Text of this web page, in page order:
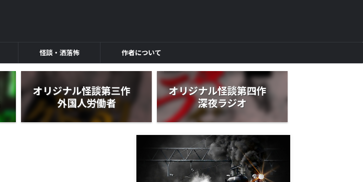
怪談・洒落怖 作者について
オリジナル怪談第三作
外国人労働者
オリジナル怪談第四作
深夜ラジオ